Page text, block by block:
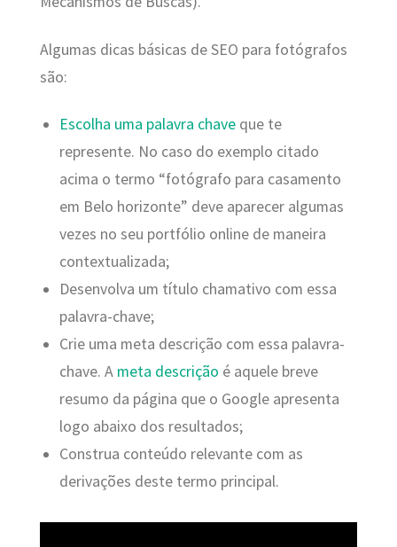
Algumas dicas básicas de SEO para fotógrafos
são:
Escolha uma palavra chave que te
represente. No caso do exemplo citado
acima o termo “fotógrafo para casamento
em Belo horizonte” deve aparecer algumas
vezes no seu portfólio online de maneira
contextualizada;
Desenvolva um título chamativo com essa
palavra-chave;
Crie uma meta descrição com essa palavra-
chave. A meta descrição é aquele breve
resumo da página que o Google apresenta
logo abaixo dos resultados;
Construa conteúdo relevante com as
derivações deste termo principal.